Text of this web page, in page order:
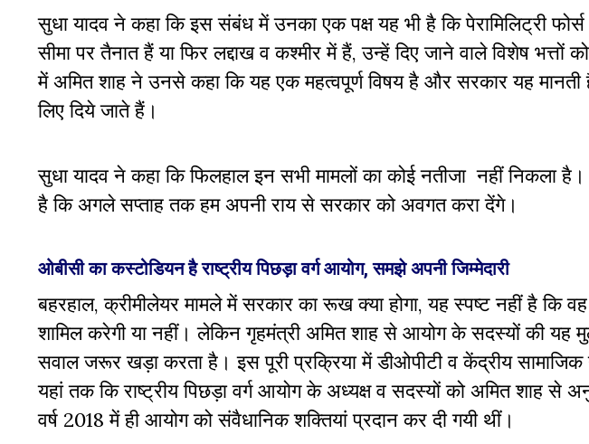
सुधा यादव ने कहा कि इस संबंध में उनका एक पक्ष यह भी है कि पेरामिलिट्री
सीमा पर तैनात हैं या फिर लद्दाख व कश्मीर में हैं, उन्हें दिए जाने वाले विशेष
में अमित शाह ने उनसे कहा कि यह एक महत्वपूर्ण विषय है और सरकार यह मानती
लिए दिये जाते हैं।
सुधा यादव ने कहा कि फिलहाल इन सभी मामलों का कोई नतीजा नहीं निकला है।
है कि अगले सप्ताह तक हम अपनी राय से सरकार को अवगत करा देंगे।
ओबीसी का कस्टोडियन है राष्ट्रीय पिछड़ा वर्ग आयोग, समझे अपनी जिम्मेदारी
बहरहाल, क्रीमीलेयर मामले में सरकार का रूख क्या होगा, यह स्पष्ट नहीं है कि
शामिल करेगी या नहीं। लेकिन गृहमंत्री अमित शाह से आयोग के सदस्यों की यह
सवाल जरूर खड़ा करता है। इस पूरी प्रक्रिया में डीओपीटी व केंद्रीय सामाजिक
यहां तक कि राष्ट्रीय पिछड़ा वर्ग आयोग के अध्यक्ष व सदस्यों को अमित शाह से
वर्ष 2018 में ही आयोग को संवैधानिक शक्तियां प्रदान कर दी गयी थीं।